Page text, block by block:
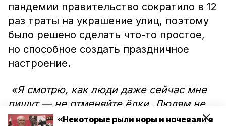
«Некоторые рыли норы и ночевали в
пандемии правительство сократило в 12
раз траты на украшение улиц, поэтому
было решено сделать что-то простое,
но способное создать праздничное
настроение.
«Я смотрю, как люди даже сейчас мне
пишут — не отменяйте ёлки. Людям не
хочется жить всё время в опасениях, всё